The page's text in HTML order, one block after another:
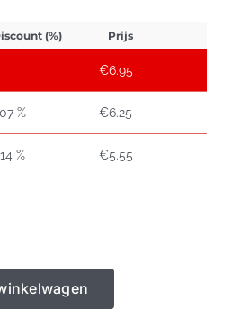
(%) Prijs
€6.95
% €6.25
% €5.55